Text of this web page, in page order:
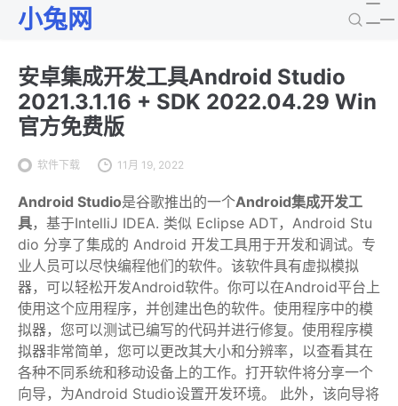
小兔网
安卓集成开发工具Android Studio
2021.3.1.16 + SDK 2022.04.29 Win
官方免费版
软件下载 11月 19, 2022
Android Studio是谷歌推出的一个Android集成开发工
具，基于IntelliJ IDEA. 类似 Eclipse ADT，Android Stu
dio 分享了集成的 Android 开发工具用于开发和调试。专
业人员可以尽快编程他们的软件。该软件具有虚拟模拟
器，可以轻松开发Android软件。你可以在Android平台上
使用这个应用程序，并创建出色的软件。使用程序中的模
拟器，您可以测试已编写的代码并进行修复。使用程序模
拟器非常简单，您可以更改其大小和分辨率，以查看其在
各种不同系统和移动设备上的工作。打开软件将分享一个
向导，为Android Studio设置开发环境。 此外，该向导将